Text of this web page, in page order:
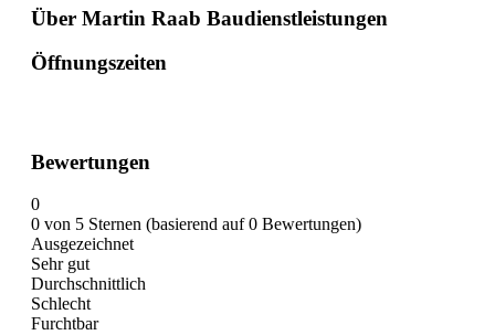
Über Martin Raab Baudienstleistungen
Öffnungszeiten
Bewertungen
0
0 von 5 Sternen (basierend auf 0 Bewertungen)
Ausgezeichnet
Sehr gut
Durchschnittlich
Schlecht
Furchtbar